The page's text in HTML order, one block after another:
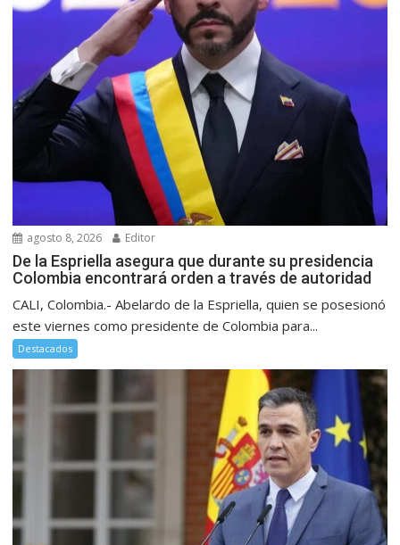
agosto 8, 2026 Editor
De la Espriella asegura que durante su presidencia
Colombia encontrará orden a través de autoridad
CALI, Colombia.- Abelardo de la Espriella, quien se posesionó
este viernes como presidente de Colombia para...
Destacados